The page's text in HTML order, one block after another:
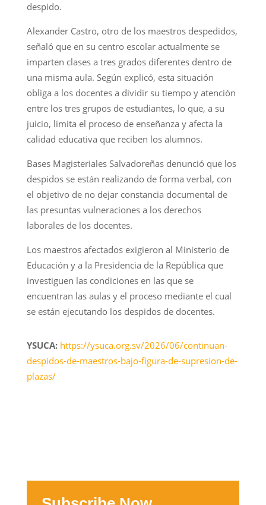
despido.
Alexander Castro, otro de los maestros despedidos,
señaló que en su centro escolar actualmente se
imparten clases a tres grados diferentes dentro de
una misma aula. Según explicó, esta situación
obliga a los docentes a dividir su tiempo y atención
entre los tres grupos de estudiantes, lo que, a su
juicio, limita el proceso de enseñanza y afecta la
calidad educativa que reciben los alumnos.
Bases Magisteriales Salvadoreñas denunció que los
despidos se están realizando de forma verbal, con
el objetivo de no dejar constancia documental de
las presuntas vulneraciones a los derechos
laborales de los docentes.
Los maestros afectados exigieron al Ministerio de
Educación y a la Presidencia de la República que
investiguen las condiciones en las que se
encuentran las aulas y el proceso mediante el cual
se están ejecutando los despidos de docentes.
YSUCA: https://ysuca.org.sv/2026/06/continuan-
despidos-de-maestros-bajo-figura-de-supresion-de-
plazas/